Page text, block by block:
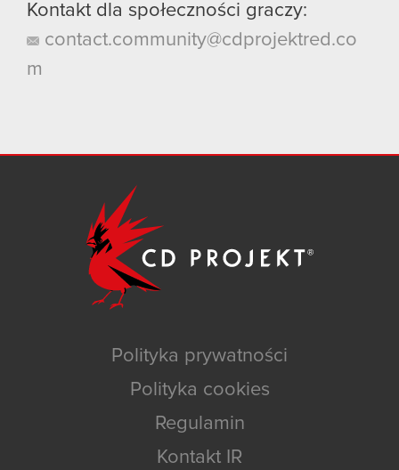
Kontakt dla społeczności graczy:
contact.community@cdprojektred.co
m
Polityka prywatności
Polityka cookies
Regulamin
Kontakt IR